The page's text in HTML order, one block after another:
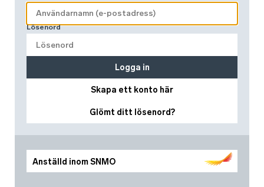
Anställd inom SNMO
Lösenord
Skapa ett konto här
Glömt ditt lösenord?
Logga in